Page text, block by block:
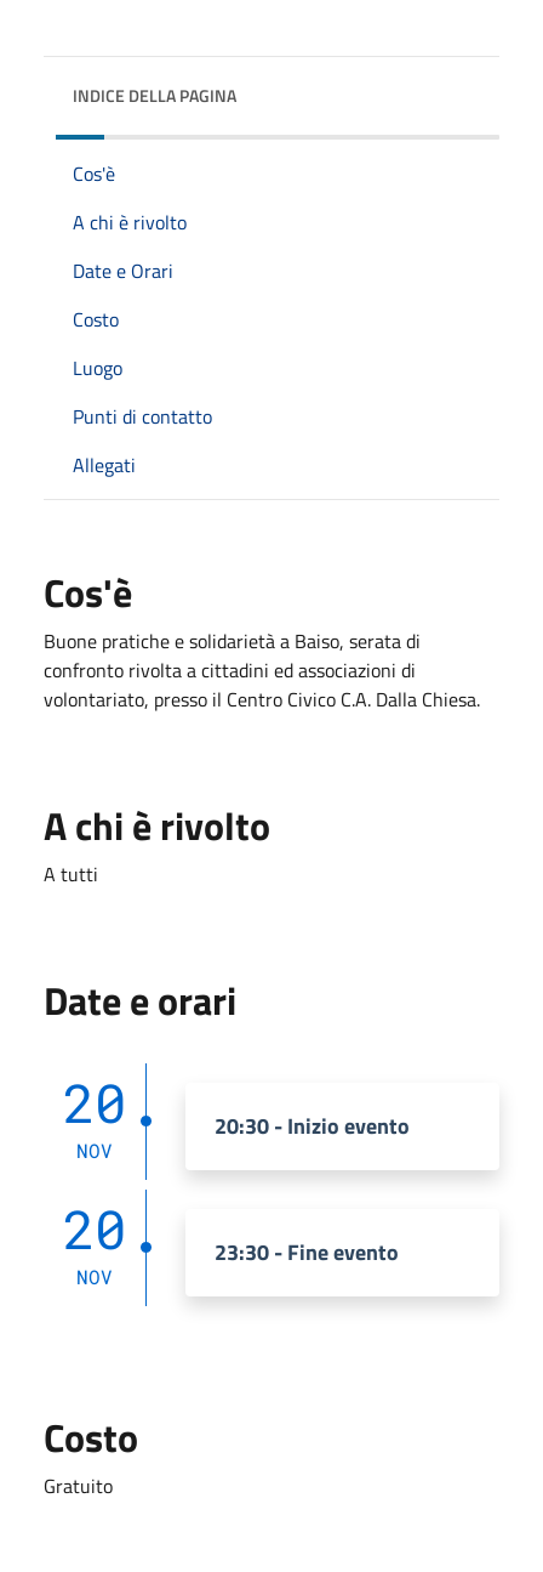
INDICE DELLA PAGINA
Cos'è
A chi è rivolto
Date e Orari
Costo
Luogo
Punti di contatto
Allegati
Cos'è
Buone pratiche e solidarietà a Baiso, serata di
confronto rivolta a cittadini ed associazioni di
volontariato, presso il Centro Civico C.A. Dalla Chiesa.
A chi è rivolto
A tutti
Date e orari
20
NOV
20:30 - Inizio evento
20
NOV
23:30 - Fine evento
Costo
Gratuito